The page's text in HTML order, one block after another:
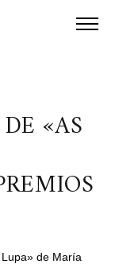
«AS
de María